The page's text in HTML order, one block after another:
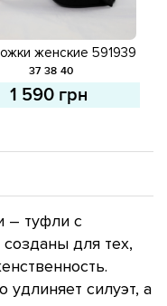
женские 591939
Черные
37 38 40
1 590 грн
– туфли с
для тех,
удлиняет силуэт, а